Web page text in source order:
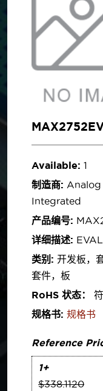
Available: 1
制造商: Analog
Integrated
产品编号:
详细描述:
类别: 开发板，
套件，板
RoHS 状态：
规格书: 规格书
Reference
1+
$338.1120